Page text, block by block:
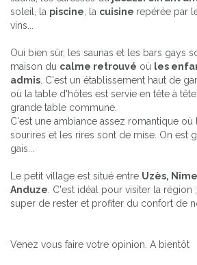
soleil, la piscine , la cuisine repérée par
vins...
Oui bien sûr, les saunas et les bars gays
maison du calme retrouvé où les
admis . C'est un établissement haut de
où la table d'hôtes est servie en tête à
grande table commune.
C'est une ambiance assez romantique où
sourires et les rires sont de mise. On est
gais...
Le petit village est situé entre Uzès,
Anduze . C'est idéal pour visiter la
super de rester et profiter du confort de
Venez vous faire votre opinion. A bientôt